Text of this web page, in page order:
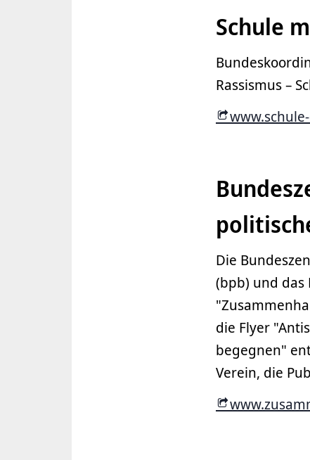
Schule
Rassismus –
Die
(bpb) und
die Flyer
begegnen"
Verein, die